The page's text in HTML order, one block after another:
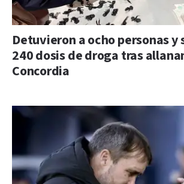
Detuvieron a ocho personas y
240 dosis de droga tras
Concordia